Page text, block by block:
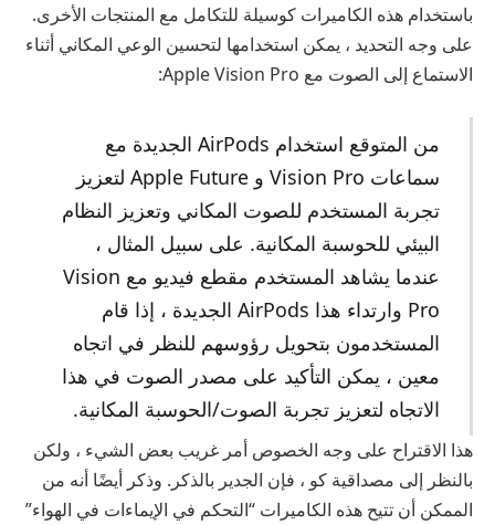
باستخدام هذه الكاميرات كوسيلة للتكامل مع المنتجات الأخرى.
على وجه التحديد ، يمكن استخدامها لتحسين الوعي المكاني أثناء
الاستماع إلى الصوت مع Apple Vision Pro:
من المتوقع استخدام AirPods الجديدة مع
سماعات Vision Pro و Apple Future لتعزيز
تجربة المستخدم للصوت المكاني وتعزيز النظام
البيئي للحوسبة المكانية. على سبيل المثال ،
عندما يشاهد المستخدم مقطع فيديو مع Vision
Pro وارتداء هذا AirPods الجديدة ، إذا قام
المستخدمون بتحويل رؤوسهم للنظر في اتجاه
معين ، يمكن التأكيد على مصدر الصوت في هذا
الاتجاه لتعزيز تجربة الصوت/الحوسبة المكانية.
هذا الاقتراح على وجه الخصوص أمر غريب بعض الشيء ، ولكن
بالنظر إلى مصداقية كو ، فإن الجدير بالذكر. وذكر أيضًا أنه من
الممكن أن تتيح هذه الكاميرات “التحكم في الإيماءات في الهواء”